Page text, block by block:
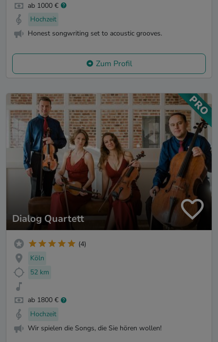
ab 1000 €
Hochzeit
Honest songwriting set to acoustic grooves.
Zum Profil
Dialog Quartett
(4)
Köln
52 km
ab 1800 €
Hochzeit
Wir spielen die Songs, die Sie hören wollen!